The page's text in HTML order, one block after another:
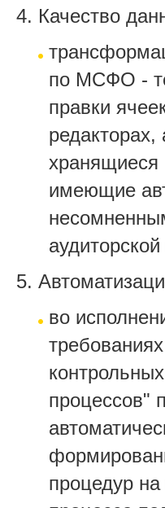
4. Качество
по МСФО -
правки
хранящиеся
имеющие
5.
во
процессов"
процедур